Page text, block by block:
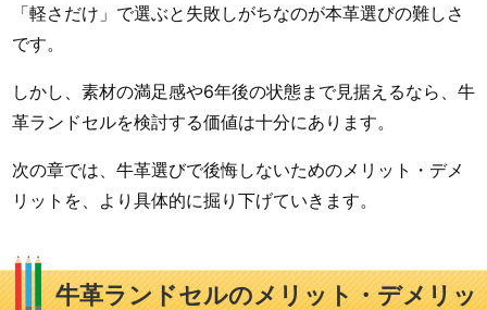
「軽さだけ」で選ぶと失敗しがちなのが本革選びの難しさ
です。
しかし、素材の満足感や6年後の状態まで見据えるなら、牛
革ランドセルを検討する価値は十分にあります。
次の章では、牛革選びで後悔しないためのメリット・デメ
リットを、より具体的に掘り下げていきます。
牛革ランドセルのメリット・デメリッ